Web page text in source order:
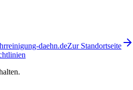
daehn.deZur Standortseite